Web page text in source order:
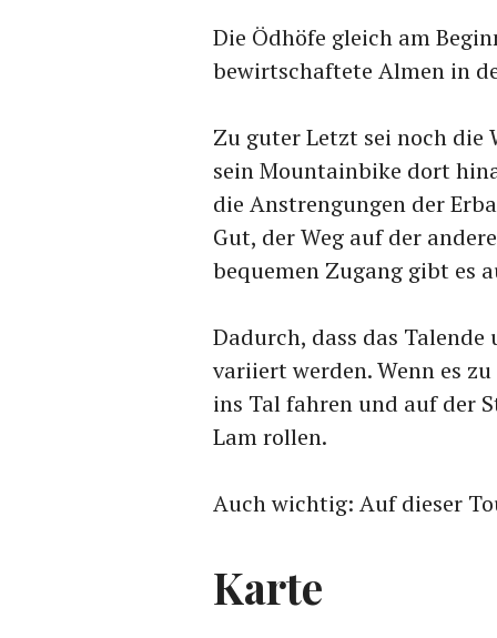
Die Ödhöfe gleich am
bewirtschaftete Almen in
Zu guter Letzt sei noch
sein Mountainbike dort
die Anstrengungen der
Gut, der Weg auf der
bequemen Zugang gibt es
Dadurch, dass das
variiert werden. Wenn es
ins Tal fahren und auf der
Lam rollen.
Auch wichtig: Auf dieser
Karte